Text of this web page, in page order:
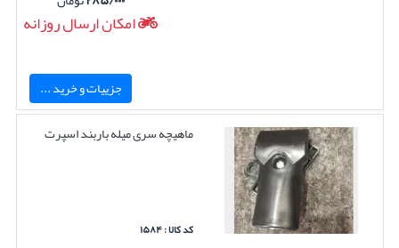
امکان ارسال روزانه
جزییات و خرید ...
ماهیچه سری میله باربند اسپرت
کد کالا : ۱۵۸۴